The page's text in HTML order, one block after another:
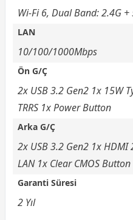
Wi-Fi 6, Dual Band: 2.4G +
LAN
10/100/1000Mbps
Ön G/Ç
2x USB 3.2 Gen2 1x 15W
TRRS 1x Power Button
Arka G/Ç
2x USB 3.2 Gen2 1x HDMI
LAN 1x Clear CMOS
Garanti Süresi
2 Yıl